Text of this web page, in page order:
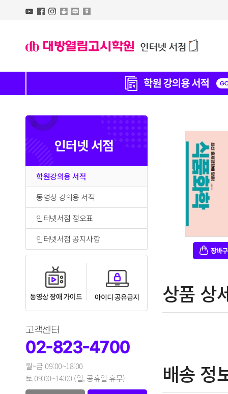
인터넷 서점
학원강의용 서적
동영상 강의용 서적
인터넷서점 정오표
인터넷서점 공지사항
고객센터
02-823-4700
월~금 09:00~18:00
토 09:00~14:00 (일, 공휴일 휴무)
상품 상
배송 정